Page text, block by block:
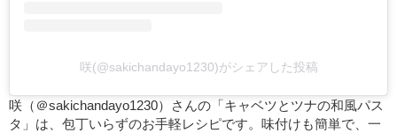
咲(@sakichandayo1230)がシェアした投稿
咲（＠sakichandayo1230）さんの「キャベツとツナの和風パス
タ」は、包丁いらずのお手軽レシピです。味付けも簡単で、一